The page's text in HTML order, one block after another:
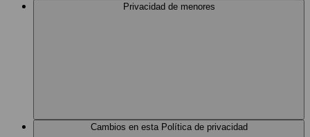
Privacidad de menores
Cambios en esta Política de privacidad